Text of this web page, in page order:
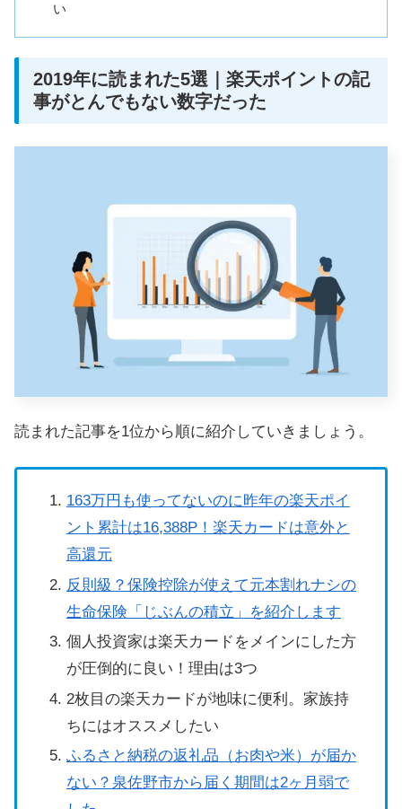
い
2019年に読まれた5選｜楽天ポイントの記
事がとんでもない数字だった
読まれた記事を1位から順に紹介していきましょう。
163万円も使ってないのに昨年の楽天ポイ
ント累計は16,388P！楽天カードは意外と
高還元
反則級？保険控除が使えて元本割れナシの
生命保険「じぶんの積立」を紹介します
個人投資家は楽天カードをメインにした方
が圧倒的に良い！理由は3つ
2枚目の楽天カードが地味に便利。家族持
ちにはオススメしたい
ふるさと納税の返礼品（お肉や米）が届か
ない？泉佐野市から届く期間は2ヶ月弱で